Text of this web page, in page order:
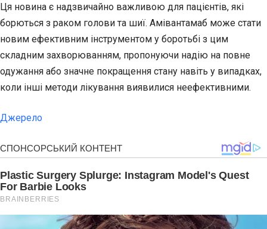
Ця новина є надзвичайно важливою для пацієнтів, які
борються з раком голови та шиї. Амівантамаб може стати
новим ефективним інструментом у боротьбі з цим
складним захворюванням, пропонуючи надію на повне
одужання або значне покращення стану навіть у випадках,
коли інші методи лікування виявилися неефективними.
Джерело